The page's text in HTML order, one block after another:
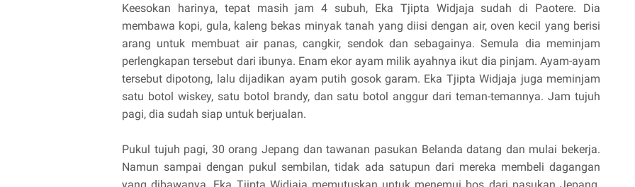
Keesokan harinya, tepat masih jam 4 subuh, Eka Tjipta Widjaja sudah di Paotere. Dia
membawa kopi, gula, kaleng bekas minyak tanah yang diisi dengan air, oven kecil yang berisi
arang untuk membuat air panas, cangkir, sendok dan sebagainya. Semula dia meminjam
perlengkapan tersebut dari ibunya. Enam ekor ayam milik ayahnya ikut dia pinjam. Ayam-ayam
tersebut dipotong, lalu dijadikan ayam putih gosok garam. Eka Tjipta Widjaja juga meminjam
satu botol wiskey, satu botol brandy, dan satu botol anggur dari teman-temannya. Jam tujuh
pagi, dia sudah siap untuk berjualan.
Pukul tujuh pagi, 30 orang Jepang dan tawanan pasukan Belanda datang dan mulai bekerja.
Namun sampai dengan pukul sembilan, tidak ada satupun dari mereka membeli dagangan